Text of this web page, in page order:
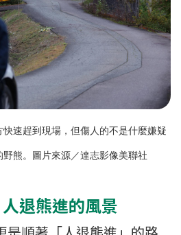
速趕到現場，但傷人的不是什麼嫌疑
熊。 圖片來源／達志影像美聯社
退熊進的風景